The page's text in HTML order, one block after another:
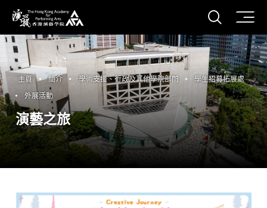
香港演藝學院
打開
主頁 簡介 學術支援、行政及其他學院部門
學生招募拓展處
外展活動
演藝之旅